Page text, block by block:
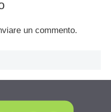
un commento.